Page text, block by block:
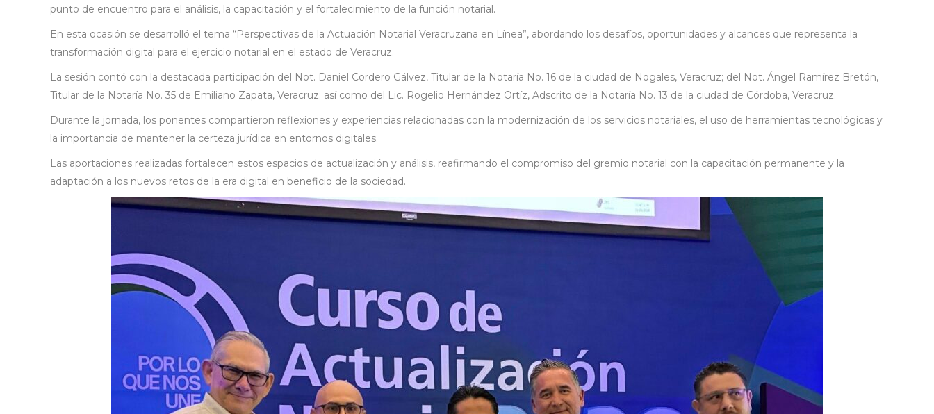
punto de encuentro para el análisis, la capacitación y el fortalecimiento de la función notarial.
En esta ocasión se desarrolló el tema “Perspectivas de la Actuación Notarial Veracruzana en Línea”, abordando los desafíos, oportunidades y alcances que representa la
transformación digital para el ejercicio notarial en el estado de Veracruz.
La sesión contó con la destacada participación del Not. Daniel Cordero Gálvez, Titular de la Notaría No. 16 de la ciudad de Nogales, Veracruz; del Not. Ángel Ramírez Bretón,
Titular de la Notaría No. 35 de Emiliano Zapata, Veracruz; así como del Lic. Rogelio Hernández Ortíz, Adscrito de la Notaría No. 13 de la ciudad de Córdoba, Veracruz.
Durante la jornada, los ponentes compartieron reflexiones y experiencias relacionadas con la modernización de los servicios notariales, el uso de herramientas tecnológicas y
la importancia de mantener la certeza jurídica en entornos digitales.
Las aportaciones realizadas fortalecen estos espacios de actualización y análisis, reafirmando el compromiso del gremio notarial con la capacitación permanente y la
adaptación a los nuevos retos de la era digital en beneficio de la sociedad.